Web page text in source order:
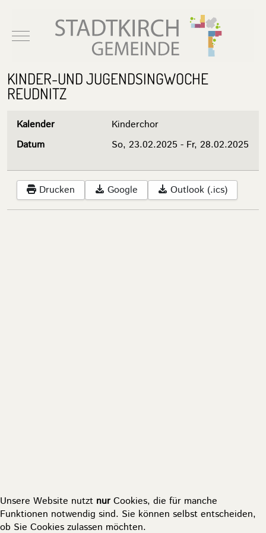
Mobile Menu Toggle
KINDER-UND JUGENDSINGWOCHE
REUDNITZ
Kalender
Kinderchor
Datum
So, 23.02.2025 - Fr, 28.02.2025
Drucken Google Outlook (.ics)
Unsere Website nutzt nur Cookies, die für manche
Funktionen notwendig sind. Sie können selbst entscheiden,
ob Sie Cookies zulassen möchten.